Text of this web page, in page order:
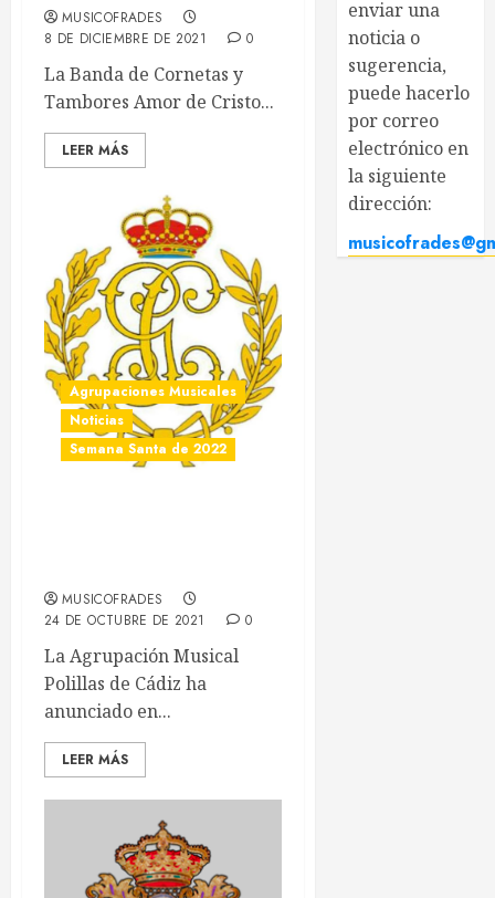
MUSICOFRADES
8 DE DICIEMBRE DE 2021
0
La Banda de Cornetas y
Tambores Amor de
Cristo...
Agrupaciones Musicales
Noticias
compromisos para 2022
MUSICOFRADES
24 DE OCTUBRE DE 2021
La Agrupación Musical
Polillas de Cádiz ha
anunciado en...
enviar una
noticia o
sugerencia,
puede
hacerlo por
correo
electrónico en
la siguiente
dirección:
Musicofrades
¿Quieres permanecer informado/a de todas las